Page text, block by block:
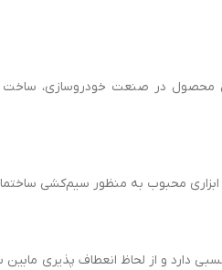
در صنعت خودروسازی، ساخت
ابزاری محبوب به منظور سیم‌کشی
دارد و از لحاظ انعطاف پذیری مابین